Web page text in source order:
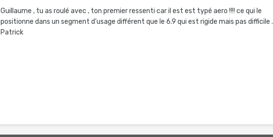
Guillaume , tu as roulé avec , ton premier ressenti car il est est typé aero !!!! ce qui le
positionne dans un segment d'usage différent que le 6.9 qui est rigide mais pas difficile .
Patrick